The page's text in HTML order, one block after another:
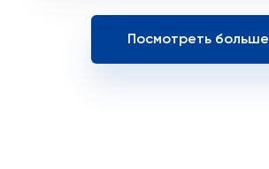
Посмотреть больше